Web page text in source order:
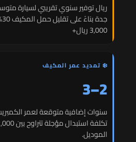
ريال توفير سنوي تقريبي لسيارة
3,000 ريال+
❄️ تمديد عمر المكيف
2–3
سنوات إضافية متوقعة لعمر
الموديل.